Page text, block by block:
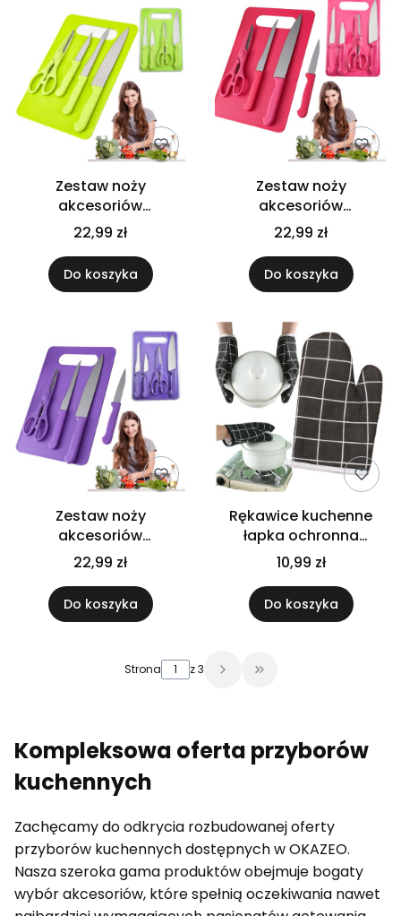
Zestaw noży
akcesoriów
kuchennych z deską do
krojenia 5 el.
22,99 zł
Do koszyka
Zestaw noży
akcesoriów
kuchennych z deską do
krojenia 5 el.
22,99 zł
Do koszyka
Zestaw noży
akcesoriów
kuchennych z deską do
krojenia 5 el.
22,99 zł
Do koszyka
Rękawice kuchenne
łapka ochronna
materiałowa do
piekarnika gruba
10,99 zł
Do koszyka
Strona z 3 Przejdź do ostatniej
Kompleksowa oferta przyborów
kuchennych
Zachęcamy do odkrycia rozbudowanej oferty
przyborów kuchennych dostępnych w OKAZEO.
Nasza szeroka gama produktów obejmuje bogaty
wybór akcesoriów, które spełnią oczekiwania nawet